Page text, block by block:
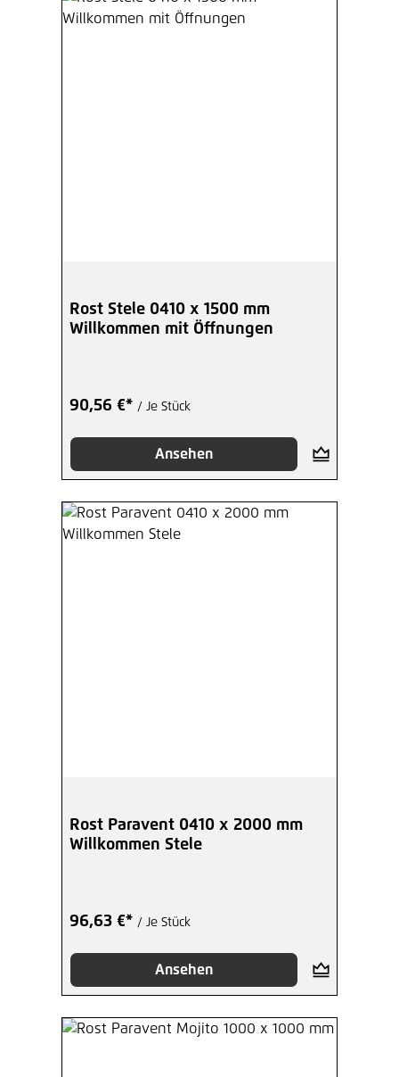
Rost Stele 0410 x 1500 mm
Willkommen mit Öffnungen
90,56 €* / Je Stück
Ansehen
Rost Paravent 0410 x 2000 mm
Willkommen Stele
96,63 €* / Je Stück
Ansehen